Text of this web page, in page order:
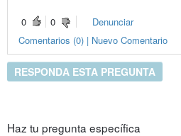
0 0
Denunciar
Comentarios (0) | Nuevo Comentario
RESPONDA ESTA PREGUNTA
Haz tu pregunta específica